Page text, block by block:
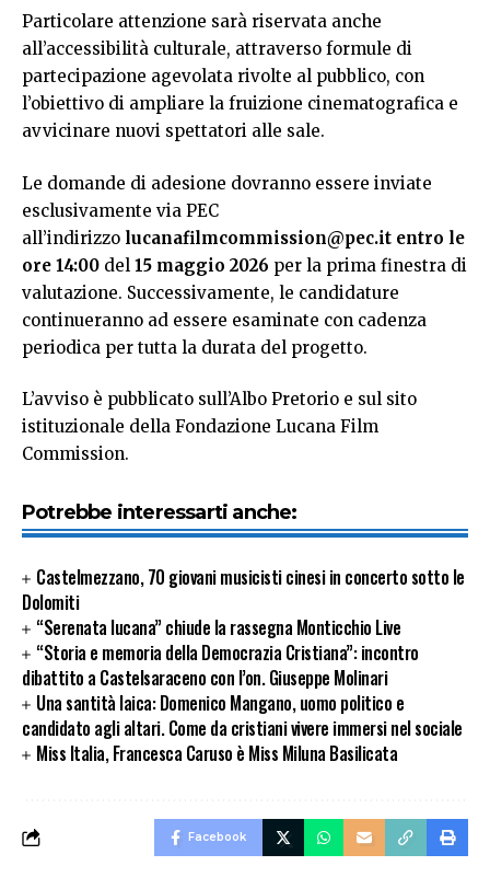
Particolare attenzione sarà riservata anche
all’accessibilità culturale, attraverso formule di
partecipazione agevolata rivolte al pubblico, con
l’obiettivo di ampliare la fruizione cinematografica e
avvicinare nuovi spettatori alle sale.
Le domande di adesione dovranno essere inviate
esclusivamente via PEC
all’indirizzo lucanafilmcommission@pec.it entro le
ore 14:00 del 15 maggio 2026 per la prima finestra di
valutazione. Successivamente, le candidature
continueranno ad essere esaminate con cadenza
periodica per tutta la durata del progetto.
L’avviso è pubblicato sull’Albo Pretorio e sul sito
istituzionale della Fondazione Lucana Film
Commission.
Potrebbe interessarti anche:
Castelmezzano, 70 giovani musicisti cinesi in concerto sotto le
Dolomiti
“Serenata lucana” chiude la rassegna Monticchio Live
“Storia e memoria della Democrazia Cristiana”: incontro
dibattito a Castelsaraceno con l’on. Giuseppe Molinari
Una santità laica: Domenico Mangano, uomo politico e
candidato agli altari. Come da cristiani vivere immersi nel sociale
Miss Italia, Francesca Caruso è Miss Miluna Basilicata
Facebook